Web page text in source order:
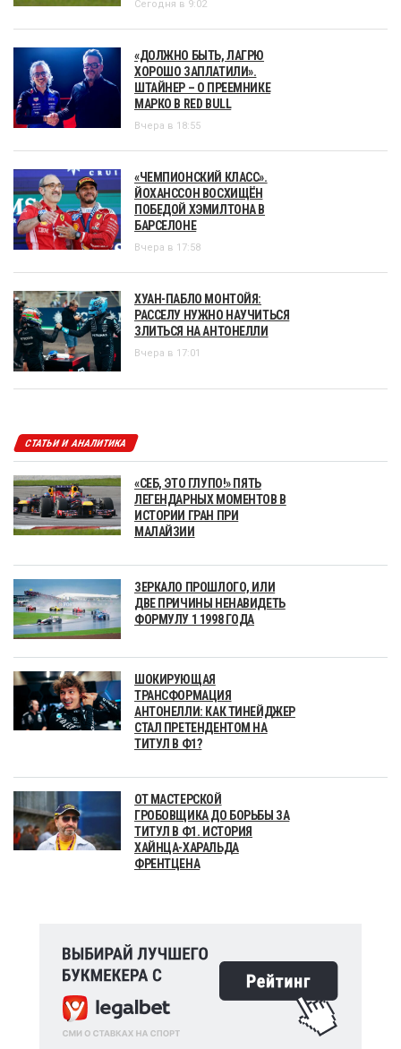
Сегодня в 9:02
«ДОЛЖНО БЫТЬ, ЛАГРЮ
ХОРОШО ЗАПЛАТИЛИ».
ШТАЙНЕР – О ПРЕЕМНИКЕ
МАРКО В RED BULL
Вчера в 18:55
«ЧЕМПИОНСКИЙ КЛАСС».
ЙОХАНССОН ВОСХИЩЁН
ПОБЕДОЙ ХЭМИЛТОНА В
БАРСЕЛОНЕ
Вчера в 17:58
ХУАН-ПАБЛО МОНТОЙЯ:
РАССЕЛУ НУЖНО НАУЧИТЬСЯ
ЗЛИТЬСЯ НА АНТОНЕЛЛИ
Вчера в 17:01
СТАТЬИ И АНАЛИТИКА
«СЕБ, ЭТО ГЛУПО!» ПЯТЬ
ЛЕГЕНДАРНЫХ МОМЕНТОВ В
ИСТОРИИ ГРАН ПРИ
МАЛАЙЗИИ
ЗЕРКАЛО ПРОШЛОГО, ИЛИ
ДВЕ ПРИЧИНЫ НЕНАВИДЕТЬ
ФОРМУЛУ 1 1998 ГОДА
ШОКИРУЮЩАЯ
ТРАНСФОРМАЦИЯ
АНТОНЕЛЛИ: КАК ТИНЕЙДЖЕР
СТАЛ ПРЕТЕНДЕНТОМ НА
ТИТУЛ В Ф1?
ОТ МАСТЕРСКОЙ
ГРОБОВЩИКА ДО БОРЬБЫ ЗА
ТИТУЛ В Ф1. ИСТОРИЯ
ХАЙНЦА-ХАРАЛЬДА
ФРЕНТЦЕНА